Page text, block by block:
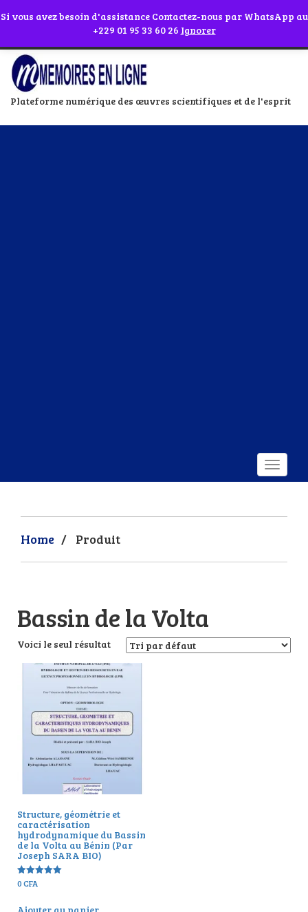
Abonnes toi à notre chaîne WhatsApp en cliquant sur l'icône en face
Plateforme numérique des œuvres scientifiques et de l'esprit
Home / Produit
Bassin de la Volta
Voici le seul résultat
Structure, géométrie et
caractérisation
hydrodynamique du Bassin
de la Volta au Bénin (Par
Joseph SARA BIO)
Note
0CFA
Si vous avez besoin d'assistance Contactez-nous par WhatsApp au
+229 01 95 33 60 26 Ignorer